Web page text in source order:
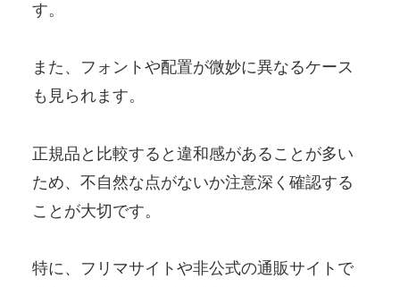
す。
また、フォントや配置が微妙に異なるケース
も見られます。
正規品と比較すると違和感があることが多い
ため、不自然な点がないか注意深く確認する
ことが大切です。
特に、フリマサイトや非公式の通販サイトで